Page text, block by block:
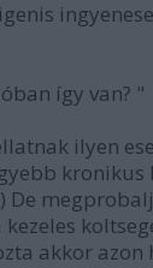
így van? "
ilyen
kronikus
De
akkor azon